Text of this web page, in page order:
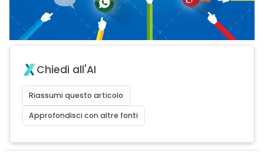
Chiedi all'AI
Riassumi questo articolo
Approfondisci con altre fonti